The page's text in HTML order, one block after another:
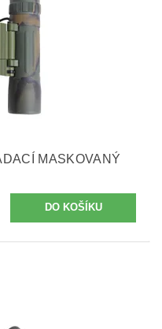
MASKOVANÝ